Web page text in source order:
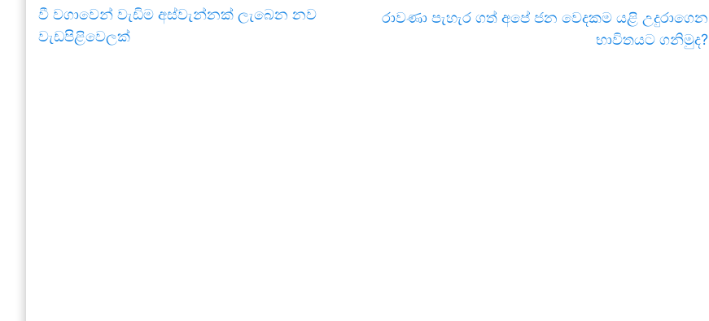
වී වගාවෙන් වැඩිම අස්වැන්නක් ලැබෙන නව
වැඩපිළිවෙලක්
රාවණා පැහැර ගත් අපේ ජන වෙදකම යළි උදුරාගෙන
භාවිතයට ගනිමුද?